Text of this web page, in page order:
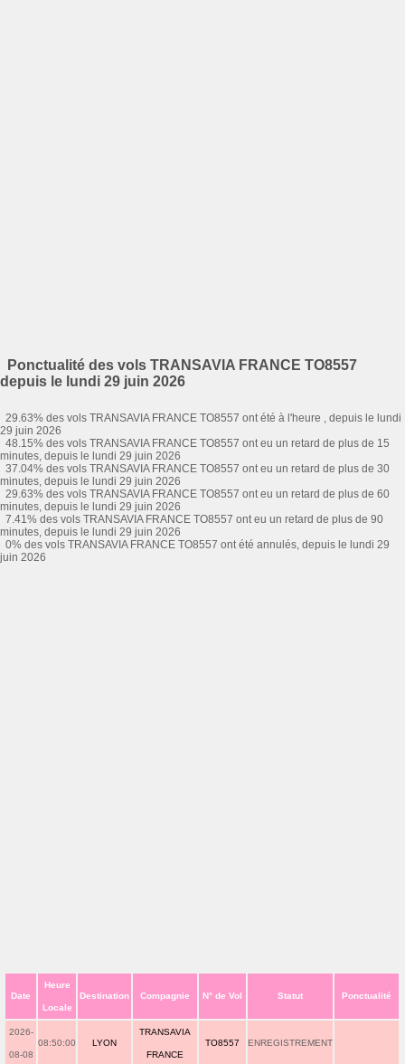
Ponctualité des vols TRANSAVIA FRANCE TO8557
depuis le lundi 29 juin 2026
29.63% des vols TRANSAVIA FRANCE TO8557 ont été à l'heure , depuis le lundi
29 juin 2026
48.15% des vols TRANSAVIA FRANCE TO8557 ont eu un retard de plus de 15
minutes, depuis le lundi 29 juin 2026
37.04% des vols TRANSAVIA FRANCE TO8557 ont eu un retard de plus de 30
minutes, depuis le lundi 29 juin 2026
29.63% des vols TRANSAVIA FRANCE TO8557 ont eu un retard de plus de 60
minutes, depuis le lundi 29 juin 2026
7.41% des vols TRANSAVIA FRANCE TO8557 ont eu un retard de plus de 90
minutes, depuis le lundi 29 juin 2026
0% des vols TRANSAVIA FRANCE TO8557 ont été annulés, depuis le lundi 29
juin 2026
Date
Heure
Locale
Destination Compagnie N° de Vol Statut Ponctualité
2026-
08-08
08:50:00 LYON
TRANSAVIA
FRANCE
TO8557 ENREGISTREMENT